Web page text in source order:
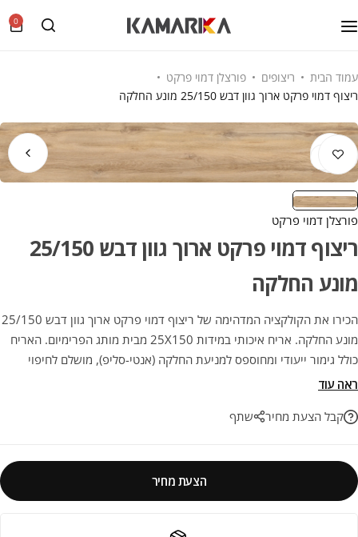
0
עמוד הבית ריצופים
פורצלן דמוי פרקט
ריצוף דמוי פרקט ארוך גוון דבש 25/150 מונע החלקה
1
/
פורצלן דמוי פרקט
ריצוף דמוי פרקט ארוך גוון דבש 25/150
מונע החלקה
הכירו את הקולקציה המדהימה של ריצוף דמוי פרקט ארוך גוון דבש 25/150
מונע החלקה. אריח איכותי במידות 25X150 מבית מותג הפרימיום. האריח
כולל גימור ייעודי ומחוספס למניעת החלקה (אנטי-סליפ), מושלם לחיפוי
וריצוף חוץ, מרפסות, בריכות שחייה וגינות תוך שמירה על בטיחות
לאורך שנים.
ראה עוד
קבל הצעת מחיר
שתף
הצעת מחיר